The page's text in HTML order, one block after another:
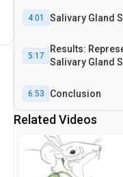
4:01 Salivary Gland
5:17
Results:
Salivary Gland
6:53 Conclusion
Related Videos